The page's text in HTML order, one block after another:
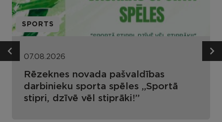
SPORTS
07.08.2026
Rēzeknes novada pašvaldības
darbinieku sporta spēles „Sportā
stipri, dzīvē vēl stiprāki!”